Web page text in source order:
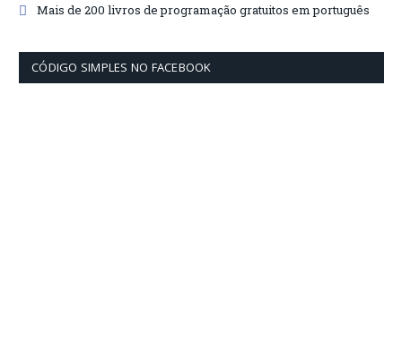
Mais de 200 livros de programação gratuitos em português
CÓDIGO SIMPLES NO FACEBOOK